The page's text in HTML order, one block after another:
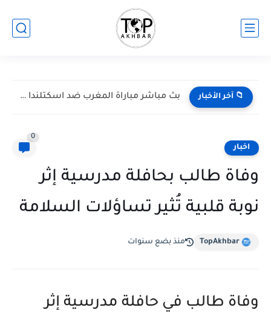
📁 آخر الأخبار بث مباشر مباراة المغرب ضد اسكتلندا في كأس العالم 2026...
اخبار
0
وفاة طالب بحافلة مدرسية إثر
نوبة قلبية تُثير تساؤلات السلامة
TopAkhbar منذ بضع سنوات
وفاة طالب في حافلة مدرسية إثر